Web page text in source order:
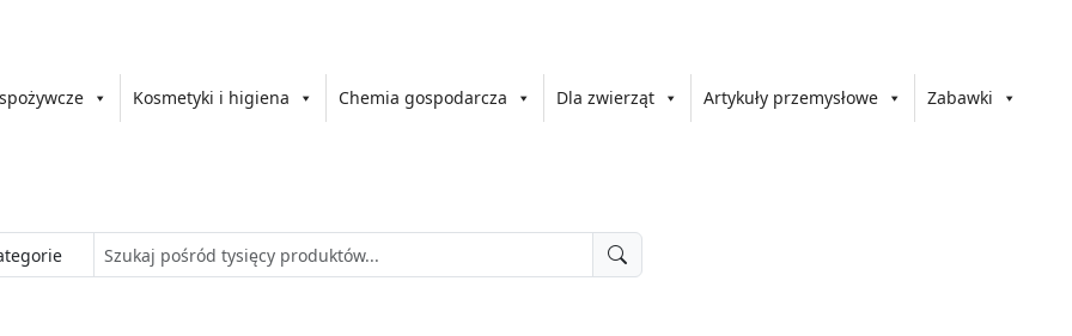
Kosmetyki i higiena Chemia gospodarcza Dla zwierząt Artykuły przemysłowe Zabawki